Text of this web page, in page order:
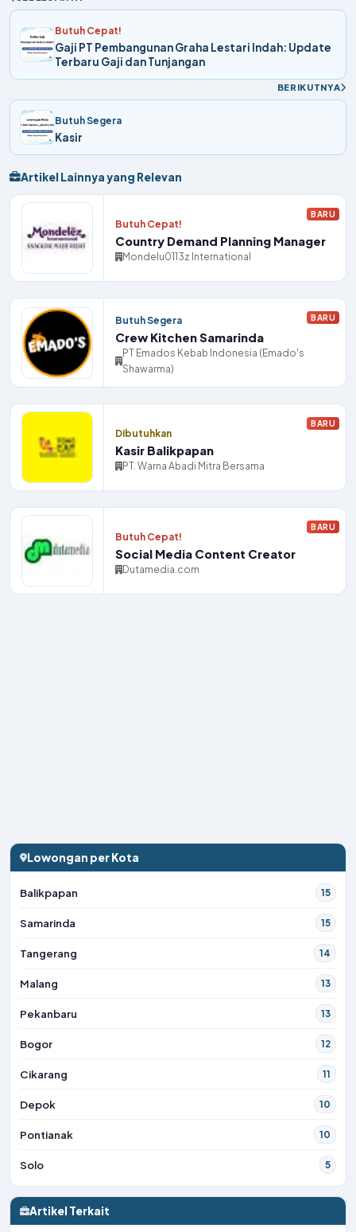
Butuh Cepat!
Gaji PT Pembangunan Graha Lestari Indah: Update
Terbaru Gaji dan Tunjangan
BERIKUTNYA
Butuh Segera
Kasir
Artikel Lainnya yang Relevan
Butuh Cepat!
Country Demand Planning Manager
Mondelu0113z International
BARU
Butuh Segera
Crew Kitchen Samarinda
PT Emados Kebab Indonesia (Emado's
Shawarma)
BARU
Dibutuhkan
Kasir Balikpapan
PT. Warna Abadi Mitra Bersama
BARU
Butuh Cepat!
Social Media Content Creator
Dutamedia.com
BARU
Lowongan per Kota
Balikpapan 15
Samarinda 15
Tangerang 14
Malang 13
Pekanbaru 13
Bogor 12
Cikarang 11
Depok 10
Pontianak 10
Solo 5
Artikel Terkait